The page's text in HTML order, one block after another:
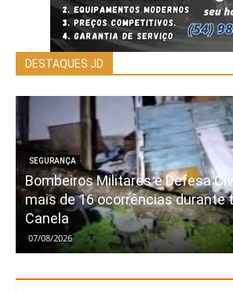
DESTAQUES JD
SEGURANÇA
Bombeiros Militares e Defesa
mais de 16 ocorrências durante
Canela
07/08/2026